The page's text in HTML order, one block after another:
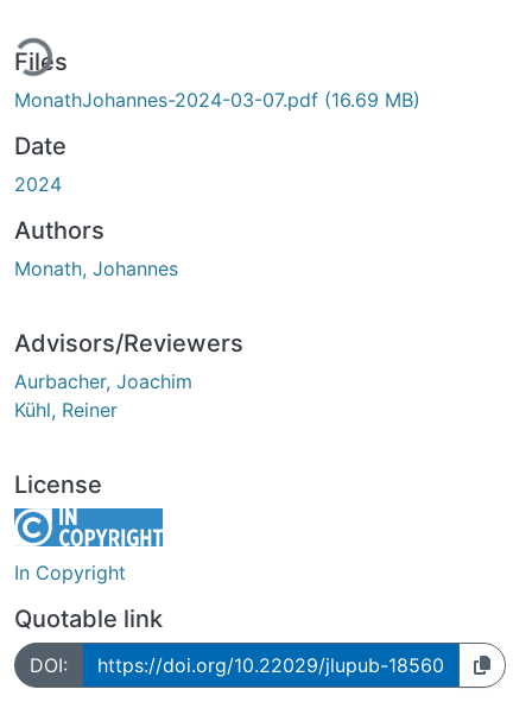
Files
MonathJohannes-2024-03-07.pdf (16.69 MB)
Date
2024
Authors
Monath, Johannes
Advisors/Reviewers
Aurbacher, Joachim
Kühl, Reiner
License
In Copyright
Quotable link
DOI: https://doi.org/10.22029/jlupub-18560